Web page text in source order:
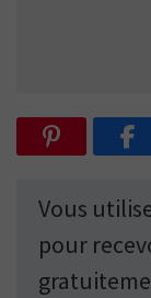
Vous
pour